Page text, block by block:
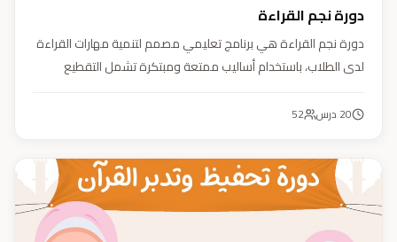
دورة نجم القراءة
دورة نجم القراءة هي برنامج تعليمي مصمم لتنمية مهارات القراءة
لدى الطلاب، باستخدام أساليب ممتعة ومبتكرة تشمل التقطيع
والمحادثات. يهدف البرنامج إلى تعزيز قدرات الطلاب في التمييز بين
20 درس 52